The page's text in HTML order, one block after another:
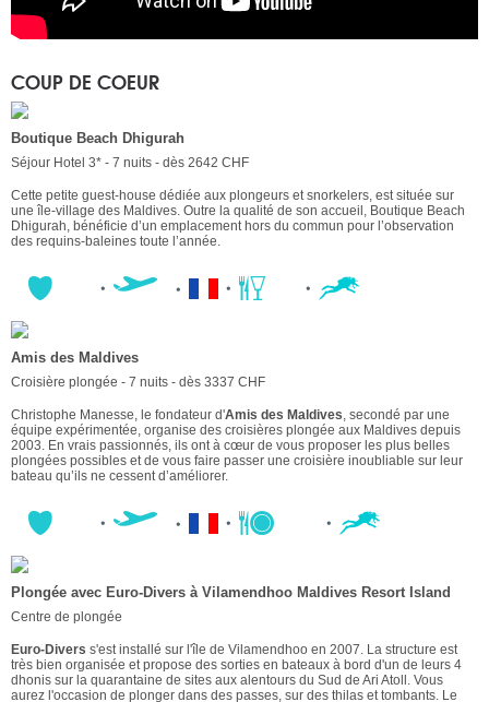
COUP DE COEUR
Boutique Beach Dhigurah
Séjour Hotel 3* - 7 nuits - dès 2642 CHF
Cette petite guest-house dédiée aux plongeurs et snorkelers, est située sur
une île-village des Maldives. Outre la qualité de son accueil, Boutique Beach
Dhigurah, bénéficie d’un emplacement hors du commun pour l’observation
des requins-baleines toute l’année.
Amis des Maldives
Croisière plongée - 7 nuits - dès 3337 CHF
Christophe Manesse, le fondateur d'Amis des Maldives, secondé par une
équipe expérimentée, organise des croisières plongée aux Maldives depuis
2003. En vrais passionnés, ils ont à cœur de vous proposer les plus belles
plongées possibles et de vous faire passer une croisière inoubliable sur leur
bateau qu’ils ne cessent d’améliorer.
Plongée avec Euro-Divers à Vilamendhoo Maldives Resort Island
Centre de plongée
Euro-Divers s'est installé sur l'île de Vilamendhoo en 2007. La structure est
très bien organisée et propose des sorties en bateaux à bord d'un de leurs 4
dhonis sur la quarantaine de sites aux alentours du Sud de Ari Atoll. Vous
aurez l'occasion de plonger dans des passes, sur des thilas et tombants. Le